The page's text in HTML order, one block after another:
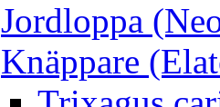
Jordloppa
Knäppare